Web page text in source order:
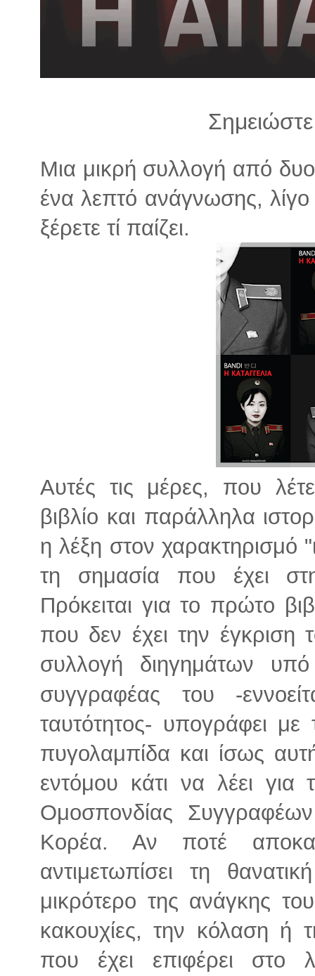
Μια μικρή συλλογή από
ένα λεπτό ανάγνωσης,
ξέρετε τί παίζει.
Αυτές τις μέρες, που
βιβλίο και παράλληλα
η λέξη στον χαρακτηρισμό
τη σημασία που έχει
Πρόκειται για το πρώτο
που δεν έχει την έγκριση
συλλογή διηγημάτων
συγγραφέας του -
ταυτότητος- υπογράφει
πυγολαμπίδα και ίσως
εντόμου κάτι να λέει για
Ομοσπονδίας
Κορέα. Αν ποτέ
αντιμετωπίσει τη
μικρότερο της ανάγκης
κακουχίες, την κόλαση
που έχει επιφέρει στο